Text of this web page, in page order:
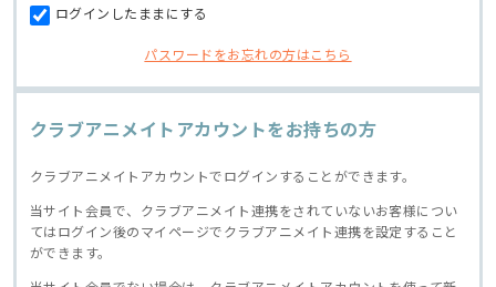
ログインしたままにする
パスワードをお忘れの方はこちら
クラブアニメイトアカウントをお持ちの方
クラブアニメイトアカウントでログインすることができます。
当サイト会員で、クラブアニメイト連携をされていないお客様につい
てはログイン後のマイページでクラブアニメイト連携を設定すること
ができます。